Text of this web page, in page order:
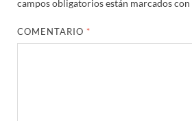
campos obligatorios están marcados con
COMENTARIO *